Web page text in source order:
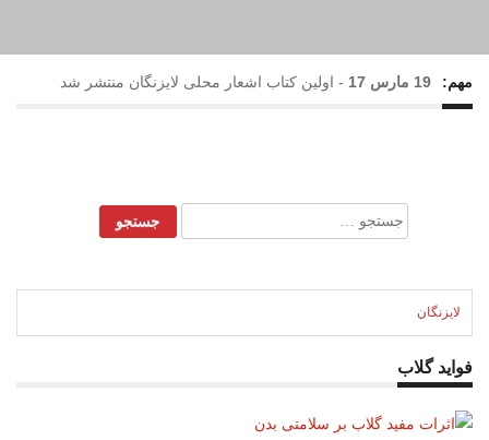
مهم: 19 مارس 17 - اولین کتاب اشعار محلی لایزنگان منتشر شد
جستجو
برای:
لایزنگان
فواید گلاب